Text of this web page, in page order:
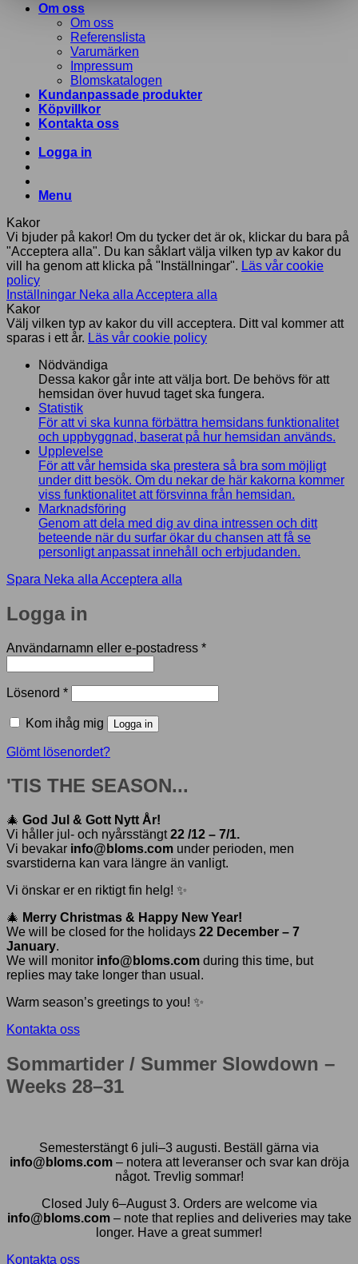
Om oss
Om oss
Referenslista
Varumärken
Impressum
Blomskatalogen
Kundanpassade produkter
Köpvillkor
Kontakta oss
Logga in
Menu
Kakor
Vi bjuder på kakor! Om du tycker det är ok, klickar du bara på
"Acceptera alla". Du kan såklart välja vilken typ av kakor du
vill ha genom att klicka på "Inställningar". Läs vår cookie
policy
Inställningar Neka alla Acceptera alla
Kakor
Välj vilken typ av kakor du vill acceptera. Ditt val kommer att
sparas i ett år. Läs vår cookie policy
Nödvändiga
Dessa kakor går inte att välja bort. De behövs för att
hemsidan över huvud taget ska fungera.
Statistik
För att vi ska kunna förbättra hemsidans funktionalitet
och uppbyggnad, baserat på hur hemsidan används.
Upplevelse
För att vår hemsida ska prestera så bra som möjligt
under ditt besök. Om du nekar de här kakorna kommer
viss funktionalitet att försvinna från hemsidan.
Marknadsföring
Genom att dela med dig av dina intressen och ditt
beteende när du surfar ökar du chansen att få se
personligt anpassat innehåll och erbjudanden.
Spara Neka alla Acceptera alla
Logga in
Användarnamn eller e-postadress *Obligatoriskt
Lösenord *Obligatoriskt
Kom ihåg mig Logga in
Glömt lösenordet?
'TIS THE SEASON...
🎄 God Jul & Gott Nytt År!
Vi håller jul- och nyårsstängt22 /12 – 7/1.
Vi bevakar info@bloms.com under perioden, men
svarstiderna kan vara längre än vanligt.
Vi önskar er en riktigt fin helg! ✨
🎄 Merry Christmas & Happy New Year!
We will be closed for the holidays 22 December – 7
January.
We will monitor info@bloms.com during this time, but
replies may take longer than usual.
Warm season’s greetings to you! ✨
Kontakta oss
Sommartider / Summer Slowdown –
Weeks 28–31
Semesterstängt 6 juli–3 augusti. Beställ gärna via
info@bloms.com– notera att leveranser och svar kan dröja
något. Trevlig sommar!
Closed July 6–August 3. Orders are welcome via
info@bloms.com– note that replies and deliveries may take
longer. Have a great summer!
Kontakta oss